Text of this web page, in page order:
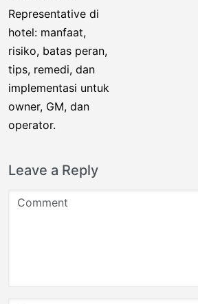
Leave a Reply